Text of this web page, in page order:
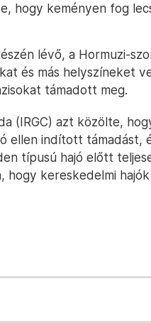
hogy keményen fog
lévő, a Hormuzi-
és más helyszíneket
támadott meg.
(IRGC) azt közölte,
ellen indított támadást,
típusú hajó előtt
hogy kereskedelmi